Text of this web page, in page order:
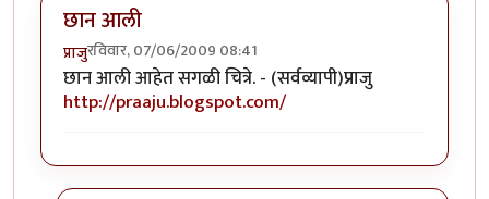
छान आली
प्राजुरविवार, 07/06/2009 08:41
छान आली आहेत सगळी चित्रे. - (सर्वव्यापी)प्राजु
http://praaju.blogspot.com/